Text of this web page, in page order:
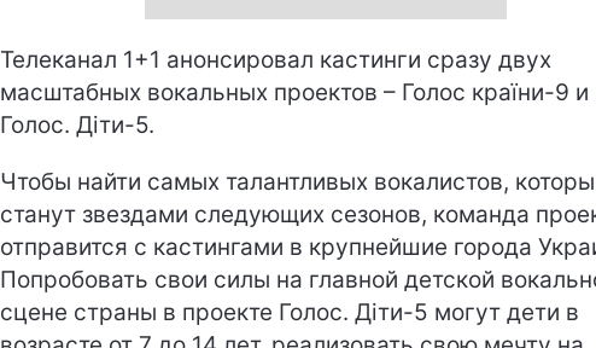
Телеканал 1+1 анонсировал кастинги сразу двух
масштабных вокальных проектов – Голос країни-9 и
Голос. Діти-5.
Чтобы найти самых талантливых вокалистов,
станут звездами следующих сезонов, команда
отправится с кастингами в крупнейшие города
Попробовать свои силы на главной детской
сцене страны в проекте Голос. Діти-5 могут дети в